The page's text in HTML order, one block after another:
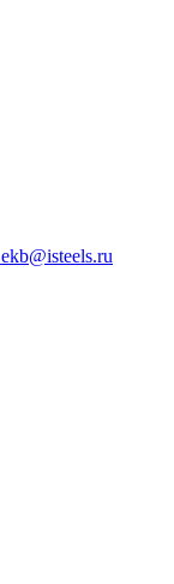
ekb@isteels.ru